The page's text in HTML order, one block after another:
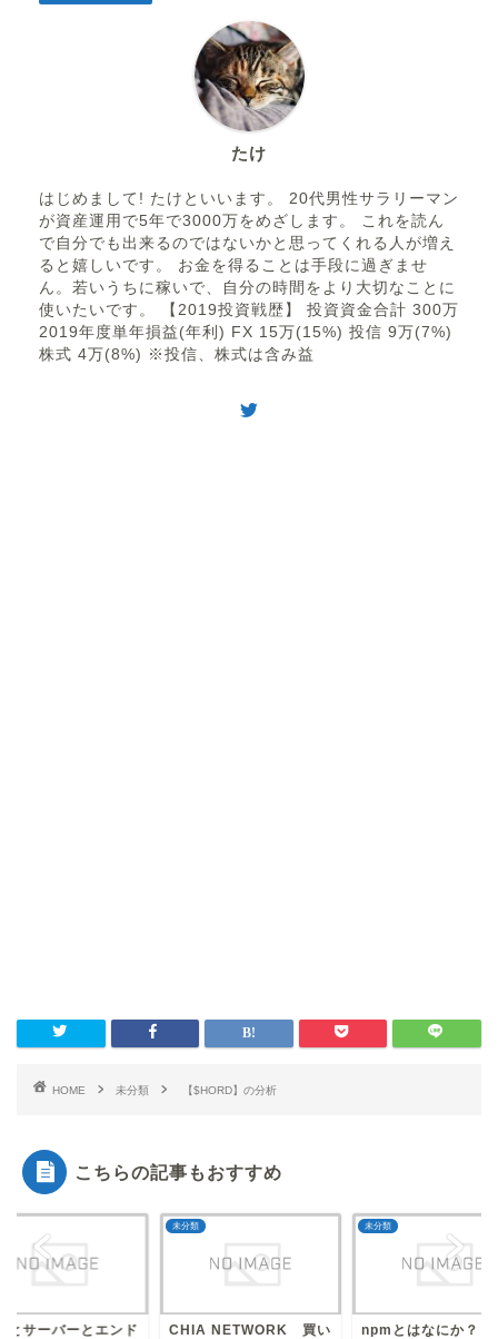
たけ
はじめまして! たけといいます。 20代男性サラリーマン
が資産運用で5年で3000万をめざします。 これを読ん
で自分でも出来るのではないかと思ってくれる人が増え
ると嬉しいです。 お金を得ることは手段に過ぎませ
ん。若いうちに稼いで、自分の時間をより大切なことに
使いたいです。 【2019投資戦歴】 投資資金合計 300万
2019年度単年損益(年利) FX 15万(15%) 投信 9万(7%)
株式 4万(8%) ※投信、株式は含み益
HOME 未分類 【$HORD】の分析
こちらの記事もおすすめ
とサーバーとエンド
未分類
CHIA NETWORK 買い
未分類
npmとはなにか？